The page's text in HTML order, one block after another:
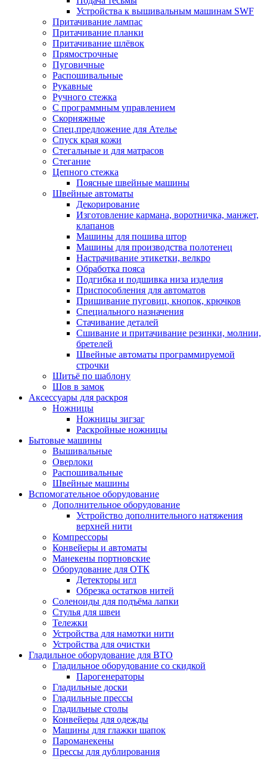
Устройства к вышивальным машинам SWF
Притачивание лампас
Притачивание планки
Притачивание шлёвок
Прямострочные
Пуговичные
Распошивальные
Рукавные
Ручного стежка
С программным управлением
Скорняжные
Спец.предложение для Ателье
Спуск края кожи
Стегальные и для матрасов
Стегание
Цепного стежка
Поясные швейные машины
Швейные автоматы
Декорирование
Изготовление кармана, воротничка, манжет,
клапанов
Машины для пошива штор
Машины для производства полотенец
Настрачивание этикетки, велкро
Обработка пояса
Подгибка и подшивка низа изделия
Приспособления для автоматов
Пришивание пуговиц, кнопок, крючков
Специального назначения
Стачивание деталей
Сшивание и притачивание резинки, молнии,
бретелей
Швейные автоматы программируемой
строчки
Шитьё по шаблону
Шов в замок
Аксессуары для раскроя
Ножницы
Ножницы зигзаг
Раскройные ножницы
Бытовые машины
Вышивальные
Оверлоки
Распошивальные
Швейные машины
Вспомогательное оборудование
Дополнительное оборудование
Устройство дополнительного натяжения
верхней нити
Компрессоры
Конвейеры и автоматы
Манекены портновские
Оборудование для ОТК
Детекторы игл
Обрезка остатков нитей
Соленоиды для подъёма лапки
Стулья для швеи
Тележки
Устройства для намотки нити
Устройства для очистки
Гладильное оборудование для ВТО
Гладильное оборудование со скидкой
Парогенераторы
Гладильные доски
Гладильные прессы
Гладильные столы
Конвейеры для одежды
Машины для глажки шапок
Пароманекены
Прессы для дублирования